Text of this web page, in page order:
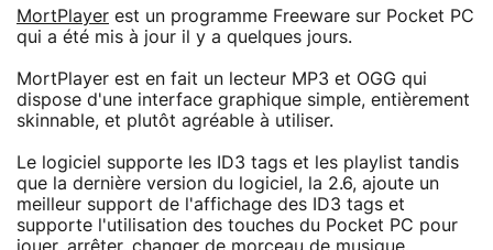
MortPlayer est un programme Freeware sur Pocket PC
qui a été mis à jour il y a quelques jours.
MortPlayer est en fait un lecteur MP3 et OGG qui
dispose d'une interface graphique simple, entièrement
skinnable, et plutôt agréable à utiliser.
Le logiciel supporte les ID3 tags et les playlist tandis
que la dernière version du logiciel, la 2.6, ajoute un
meilleur support de l'affichage des ID3 tags et
supporte l'utilisation des touches du Pocket PC pour
jouer, arrêter, changer de morceau de musique.